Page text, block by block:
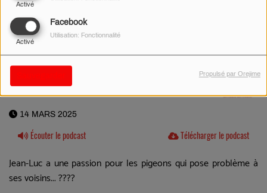
Activé
Facebook
Activé
Utilisation: Fonctionnalité
Propulsé par Orejime
14 MARS 2025
Écouter le podcast Télécharger le podcast
Jean-Luc a une passion pour les pigeons qui pose problème à
ses voisins... ????​